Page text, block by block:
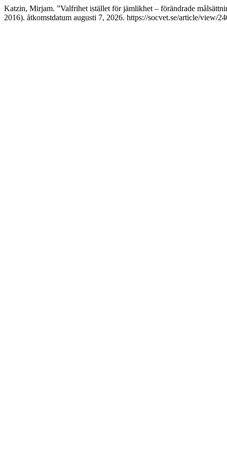
Katzin, Mirjam. ”Valfrihet istället för jämlikhet – förändrade
2016). åtkomstdatum augusti 7, 2026. https://socvet.se/article/view/